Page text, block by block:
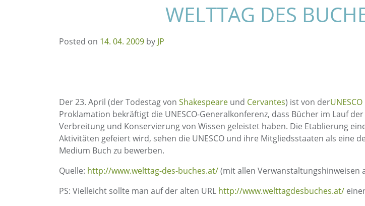
WELTTAG DES
Posted on 14. 04. 2009 by JP
Der 23. April (der Todestag von Shakespeare und Cervantes) ist von derUNESCO
Proklamation bekräftigt die UNESCO-Generalkonferenz, dass Bücher im Lauf
Verbreitung und Konservierung von Wissen geleistet haben. Die Etablierung
Aktivitäten gefeiert wird, sehen die UNESCO und ihre Mitgliedsstaaten als eine
Medium Buch zu bewerben.
Quelle: http://www.welttag-des-buches.at/(mit allen Verwanstaltungshinweisen
PS: Vielleicht sollte man auf der alten URL http://www.welttagdesbuches.at/